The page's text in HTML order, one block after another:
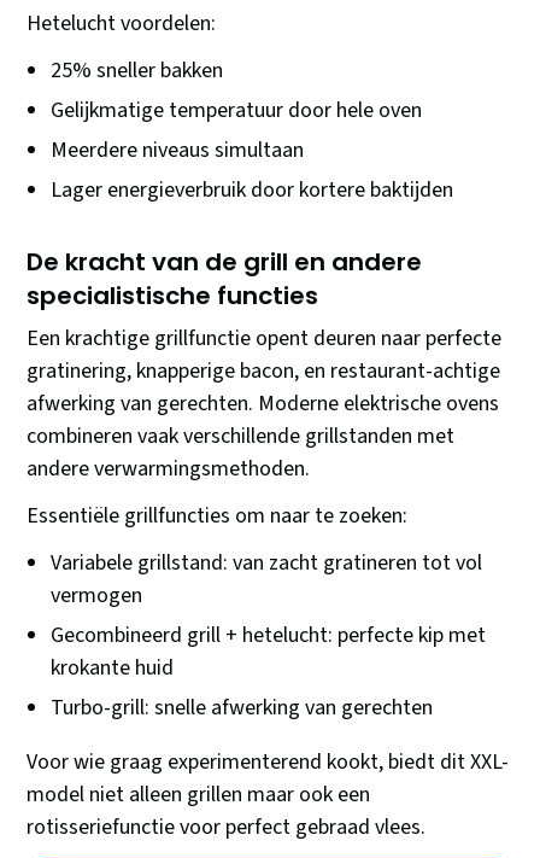
Hetelucht voordelen:
25% sneller bakken
Gelijkmatige temperatuur door hele oven
Meerdere niveaus simultaan
Lager energieverbruik door kortere baktijden
De kracht van de grill en andere
specialistische functies
Een krachtige grillfunctie opent deuren naar perfecte
gratinering, knapperige bacon, en restaurant-achtige
afwerking van gerechten. Moderne elektrische ovens
combineren vaak verschillende grillstanden met
andere verwarmingsmethoden.
Essentiële grillfuncties om naar te zoeken:
Variabele grillstand: van zacht gratineren tot vol
vermogen
Gecombineerd grill + hetelucht: perfecte kip met
krokante huid
Turbo-grill: snelle afwerking van gerechten
Voor wie graag experimenterend kookt, biedt dit XXL-
model niet alleen grillen maar ook een
rotisseriefunctie voor perfect gebraad vlees.